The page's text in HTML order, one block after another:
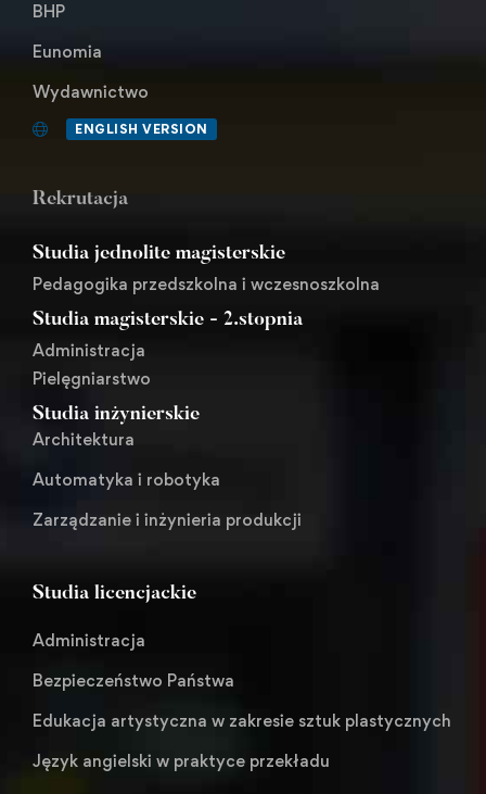
BHP
Eunomia
Wydawnictwo
ENGLISH VERSION
Rekrutacja
Studia jednolite magisterskie
Pedagogika przedszkolna i wczesnoszkolna
Studia magisterskie - 2.stopnia
Administracja
Pielęgniarstwo
Studia inżynierskie
Architektura
Automatyka i robotyka
Zarządzanie i inżynieria produkcji
Studia licencjackie
Administracja
Bezpieczeństwo Państwa
Edukacja artystyczna w zakresie sztuk plastycznych
Język angielski w praktyce przekładu